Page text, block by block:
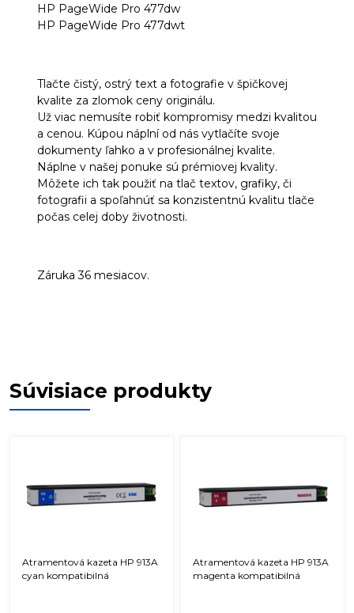
HP PageWide Pro 477dw
HP PageWide Pro 477dwt
Tlačte čistý, ostrý text a fotografie v špičkovej
kvalite za zlomok ceny originálu.
Už viac nemusíte robiť kompromisy medzi kvalitou
a cenou. Kúpou náplní od nás vytlačíte svoje
dokumenty ľahko a v profesionálnej kvalite.
Náplne v našej ponuke sú prémiovej kvality.
Môžete ich tak použiť na tlač textov, grafiky, či
fotografii a spoľahnúť sa konzistentnú kvalitu tlače
počas celej doby životnosti.
Záruka 36 mesiacov.
Súvisiace produkty
Atramentová kazeta HP 913A
cyan kompatibilná
Atramentová kazeta HP 913A
magenta kompatibilná